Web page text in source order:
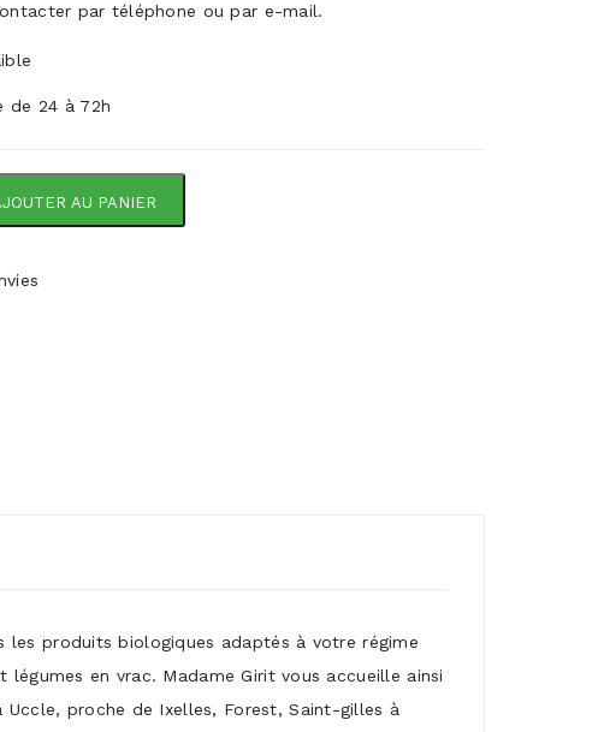
par téléphone ou par e-mail.
de 24 à 72h
AU PANIER
produits biologiques adaptés à votre régime
en vrac. Madame Girit vous accueille ainsi
proche de Ixelles, Forest, Saint-gilles à